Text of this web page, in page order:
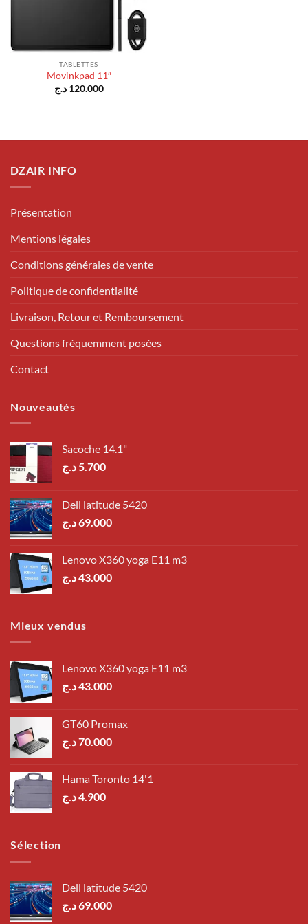
TABLETTES
Movinkpad 11″
120.000 د.ج
DZAIR INFO
Présentation
Mentions légales
Conditions générales de vente
Politique de confidentialité
Livraison, Retour et Remboursement
Questions fréquemment posées
Contact
Nouveautés
Sacoche 14.1"
5.700د.ج
Dell latitude 5420
69.000د.ج
Lenovo X360 yoga E11 m3
43.000د.ج
Mieux vendus
Lenovo X360 yoga E11 m3
43.000د.ج
GT60 Promax
70.000د.ج
Hama Toronto 14'1
4.900د.ج
Sélection
Dell latitude 5420
69.000د.ج